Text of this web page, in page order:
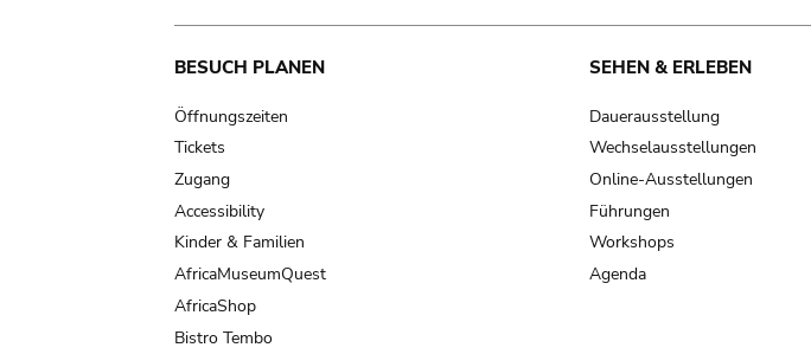
Main
navigation
BESUCH PLANEN
Öffnungszeiten
Tickets
Zugang
Accessibility
Kinder & Familien
AfricaMuseumQuest
AfricaShop
Bistro Tembo
SEHEN & ERLEBEN
Dauerausstellung
Wechselausstellungen
Online-Ausstellungen
Führungen
Workshops
Agenda